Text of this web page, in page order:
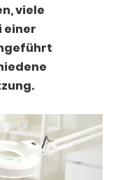
viele
einer